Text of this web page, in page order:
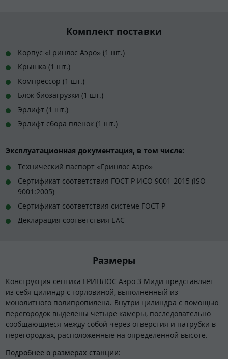
Комплект поставки
Корпус «Гринлос Аэро» (1 шт.)
Крышка (1 шт.)
Компрессор (1 шт.)
Блок биозагрузки (1 шт.)
Эрлифт (1 шт.)
Эрлифт сбора пленок (1 шт.)
Эксплуатационная документация, в том числе:
Технический паспорт «Гринлос Аэро»
Сертификат соответствия ГОСТ Р ИСО 9001-2015 (ISO
9001:2005)
Сертификат соответствия системе ГОСТ Р
Декларация соответствия EAC
Размеры
Конструкция септика ГРИНЛОС Аэро 3 Миди представляет
из себя цилиндр с горловиной, выполненный из
монолитного полипропилена. Внутри цилиндра с помощью
перегородок выделены четыре камеры, последовательно
сообщающиеся между собой через отверстия и патрубки в
перегородках, расположенные на определенной высоте.
Подробнее о размерах станции: